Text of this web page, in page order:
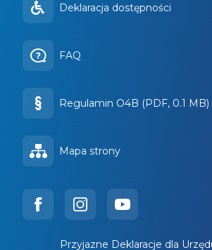
Deklaracja dostępności
FAQ
Regulamin O4B (PDF, 0.1 MB)
Mapa strony
Przyjazne Deklaracje dla